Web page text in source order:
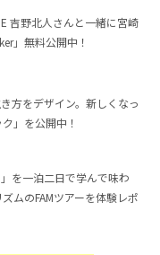
吉野北人さんと一緒に宮崎
」無料公開中！
方をデザイン。新しくなっ
」を公開中！
を一泊二日で学んで味わ
ムのFAMツアーを体験レポ